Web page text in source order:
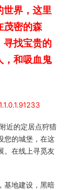
世界，这里
茂密的森
寻找宝贵的
，和吸血鬼
近的定居点狩猎
您的城堡，在这
。在线上寻觅友
基地建设，黑暗